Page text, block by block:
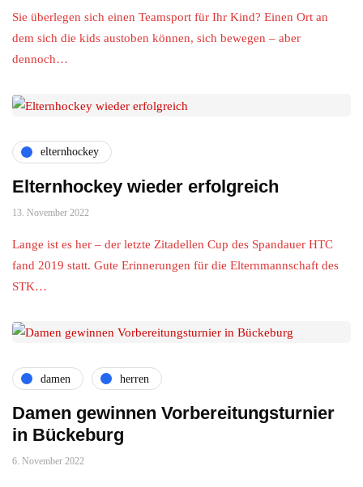
Sie überlegen sich einen Teamsport für Ihr Kind? Einen Ort an
dem sich die kids austoben können, sich bewegen – aber
dennoch…
elternhockey
Elternhockey wieder erfolgreich
13. November 2022
Lange ist es her – der letzte Zitadellen Cup des Spandauer HTC
fand 2019 statt. Gute Erinnerungen für die Elternmannschaft des
STK…
damen herren
Damen gewinnen Vorbereitungsturnier
in Bückeburg
6. November 2022